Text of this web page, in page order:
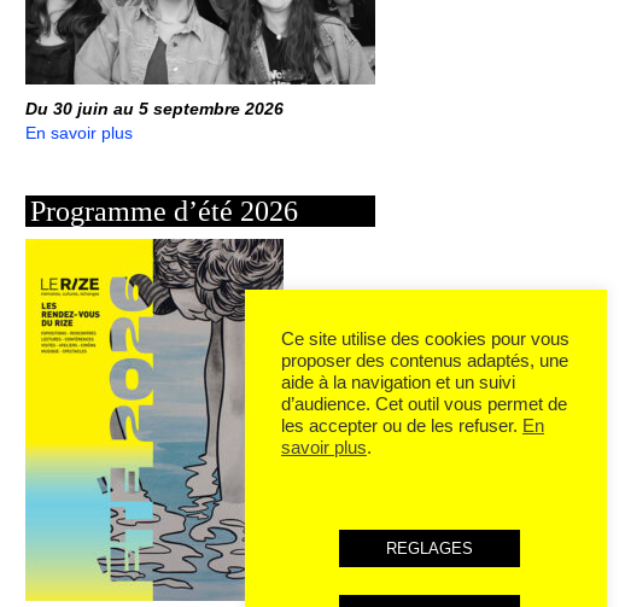
Du 30 juin au 5 septembre 2026
En savoir plus
Programme d’été 2026
Ce site utilise des cookies pour vous
proposer des contenus adaptés, une
aide à la navigation et un suivi
d’audience. Cet outil vous permet de
les accepter ou de les refuser. En
savoir plus.
REGLAGES